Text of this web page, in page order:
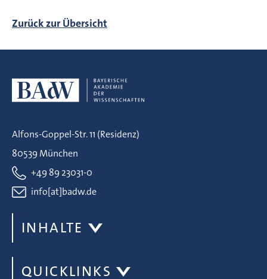
Zurück zur Übersicht
Alfons-Goppel-Str. 11 (Residenz)
80539 München
+49 89 23031-0
info[at]badw.de
INHALTE
QUICKLINKS